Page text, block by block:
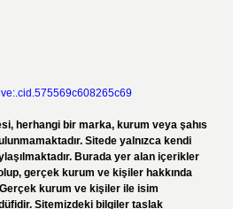
herhangi bir marka, kurum veya şahıs
Sitede yalnızca kendi
Burada yer alan içerikler
gerçek kurum ve kişiler hakkında
Gerçek kurum ve kişiler ile isim
Sitemizdeki bilgiler taslak